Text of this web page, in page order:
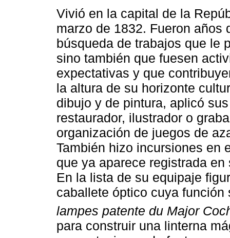
Vivió en la capital de la
marzo de 1832. Fueron años
búsqueda de trabajos que le
sino también que fuesen
expectativas y que
la altura de su horizonte
dibujo y de pintura, aplicó
restaurador, ilustrador o
organización de juegos de
También hizo incursiones en
que ya aparece registrada
En la lista de su equipaje
caballete óptico cuya
lampes patente du Major
para construir una linterna